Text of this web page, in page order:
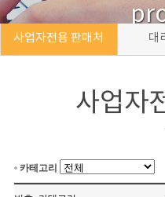
사업자전용 판매처 대
사업자
카테고리